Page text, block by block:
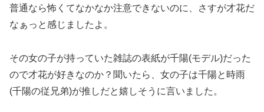
普通なら怖くてなかなか注意できないのに、さすが才花だ
なぁっと感じましたよ。
その女の子が持っていた雑誌の表紙が千陽(モデル)だった
ので才花が好きなのか？聞いたら、女の子は千陽と時雨
(千陽の従兄弟)が推しだと嬉しそうに言いました。